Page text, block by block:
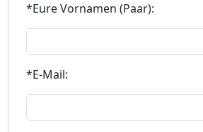
*Eure Vornamen (Paar):
*E-Mail: